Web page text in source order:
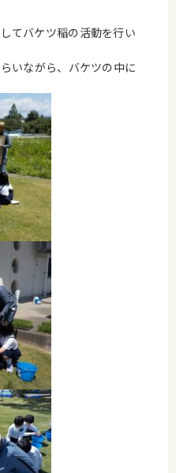
てバケツ稲の活動を行い
いながら、バケツの中に